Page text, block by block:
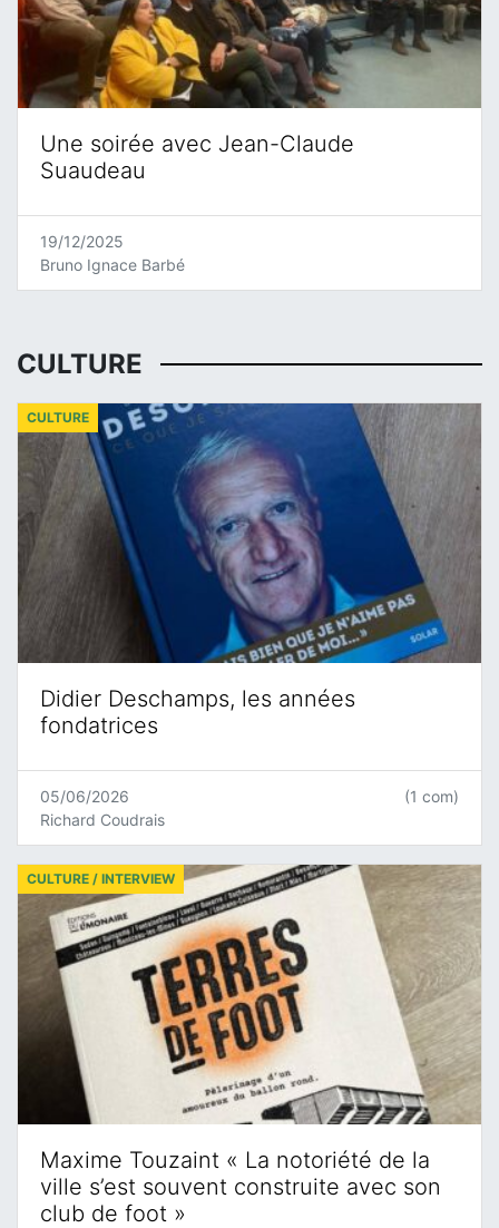
Une soirée avec Jean-Claude
Suaudeau
19/12/2025
Bruno Ignace Barbé
CULTURE
Didier Deschamps, les années
fondatrices
CULTURE
05/06/2026
Richard Coudrais
(1 com)
Maxime Touzaint « La notoriété de la
ville s’est souvent construite avec son
club de foot »
CULTURE / INTERVIEW